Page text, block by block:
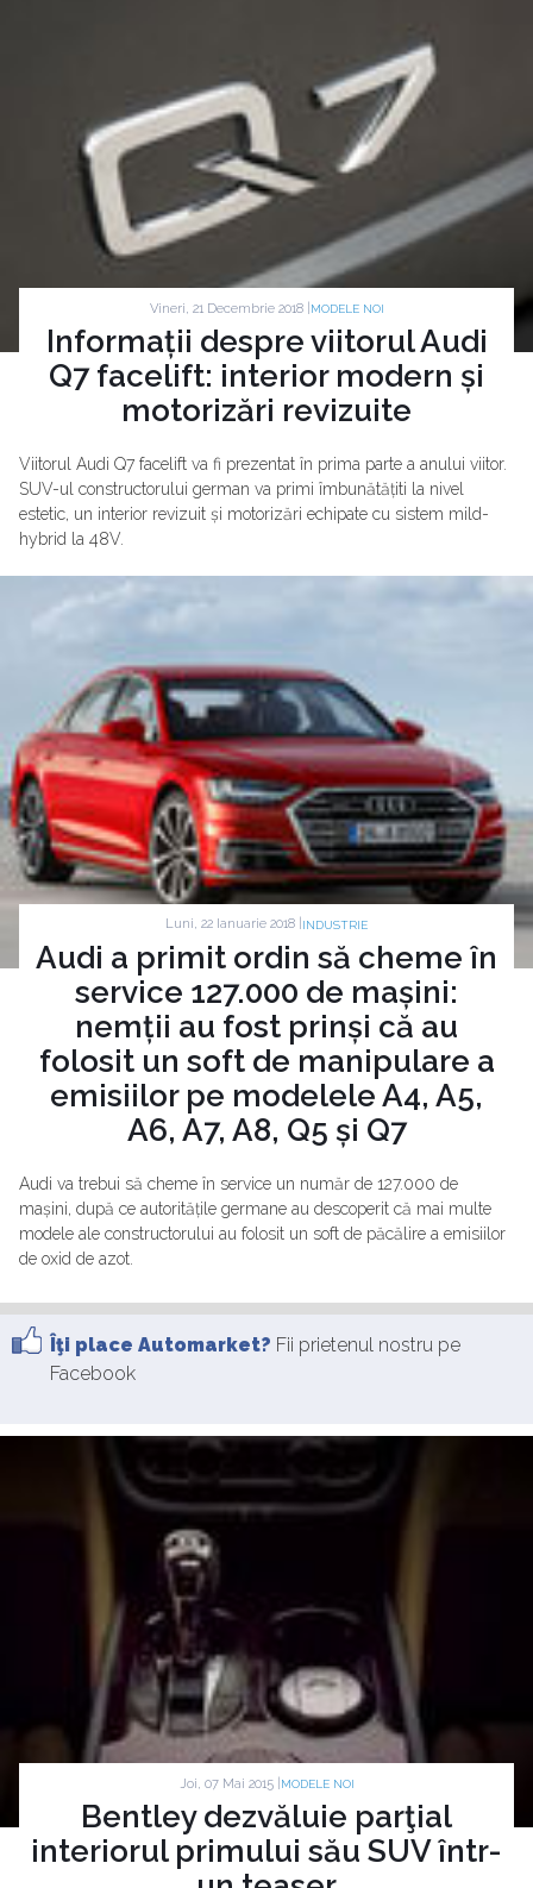
Vineri, 21 Decembrie 2018 | MODELE NOI
Informații despre viitorul Audi
Q7 facelift: interior modern și
motorizări revizuite
Viitorul Audi Q7 facelift va fi prezentat în prima parte a anului viitor.
SUV-ul constructorului german va primi îmbunătățiti la nivel
estetic, un interior revizuit și motorizări echipate cu sistem mild-
hybrid la 48V.
Luni, 22 Ianuarie 2018 | INDUSTRIE
Audi a primit ordin să cheme în
service 127.000 de mașini:
nemții au fost prinși că au
folosit un soft de manipulare a
emisiilor pe modelele A4, A5,
A6, A7, A8, Q5 și Q7
Audi va trebui să cheme în service un număr de 127.000 de
mașini, după ce autoritățile germane au descoperit că mai multe
modele ale constructorului au folosit un soft de păcălire a emisiilor
de oxid de azot.
Îţi place Automarket? Fii prietenul nostru pe
Facebook
Joi, 07 Mai 2015 | MODELE NOI
Bentley dezvăluie parţial
interiorul primului său SUV într-